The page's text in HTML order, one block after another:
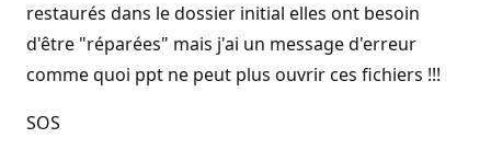
restaurés dans le dossier initial elles ont besoin
d'être "réparées" mais j'ai un message d'erreur
comme quoi ppt ne peut plus ouvrir ces fichiers !!!
SOS